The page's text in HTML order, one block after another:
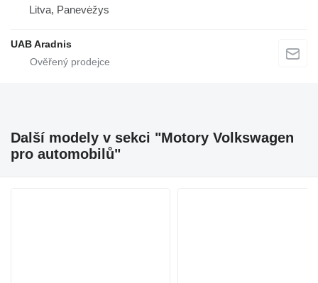
Litva, Panevėžys
UAB Aradnis
Další modely v sekci "Motory Volkswagen
pro automobilů"